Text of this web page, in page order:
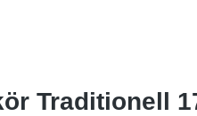
Traditionell